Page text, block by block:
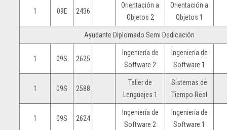
1 09E 2436
Orientación a
Objetos 2
Orientación a
Objetos 1
Ayudante Diplomado Semi Dedicación
1 09S 2625
Ingeniería de
Software 2
Ingeniería de
Software 1
1 09S 2588
Taller de
Lenguajes 1
Sistemas de
Tiempo Real
1 09S 2624
Ingeniería de
Software 2
Ingeniería de
Software 1